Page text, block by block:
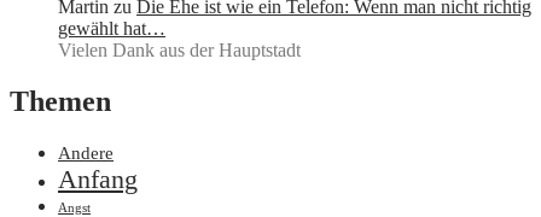
Martin zu Die Ehe ist wie ein Telefon: Wenn man nicht richtig
gewählt hat…
Vielen Dank aus der Hauptstadt
Themen
Andere
Anfang
Angst